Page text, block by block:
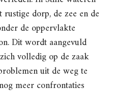
dorp, de zee en de
de oppervlakte
Dit wordt aangevuld
volledig op de zaak
uit de weg te
meer confrontaties